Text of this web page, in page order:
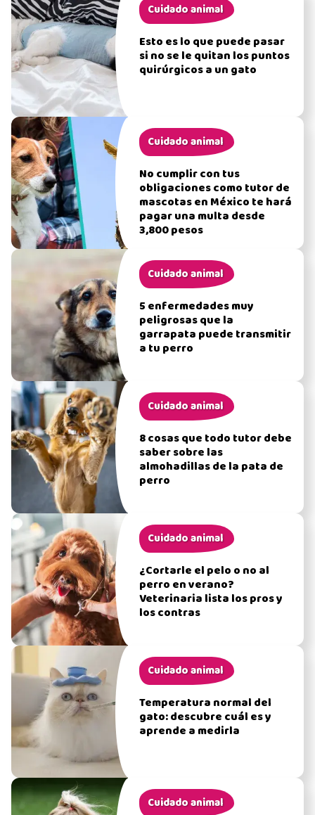
Cuidado animal
Esto es lo que puede pasar
si no se le quitan los puntos
quirúrgicos a un gato
Cuidado animal
No cumplir con tus
obligaciones como tutor de
mascotas en México te hará
pagar una multa desde
3,800 pesos
Cuidado animal
5 enfermedades muy
peligrosas que la
garrapata puede transmitir
a tu perro
Cuidado animal
8 cosas que todo tutor debe
saber sobre las
almohadillas de la pata de
perro
Cuidado animal
¿Cortarle el pelo o no al
perro en verano?
Veterinaria lista los pros y
los contras
Cuidado animal
Temperatura normal del
gato: descubre cuál es y
aprende a medirla
Cuidado animal